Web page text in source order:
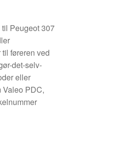
Peugeot 307
føreren ved
det-selv-
eller
Valeo PDC,